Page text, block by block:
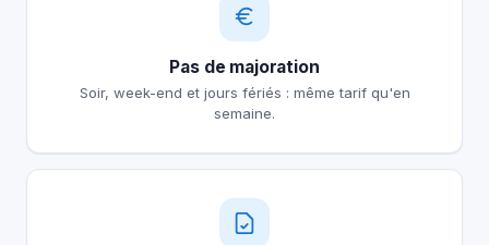
Pas de majoration
Soir, week-end et jours fériés : même tarif qu'en
semaine.